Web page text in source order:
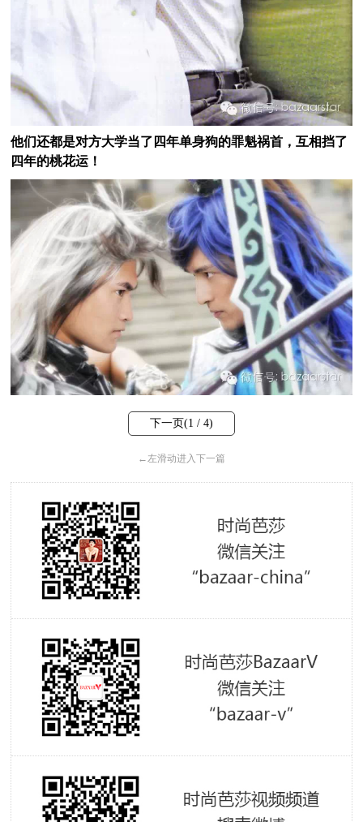
他们还都是对方大学当了四年单身狗的罪魁祸首，互相挡了
四年的桃花运！
下一页(1 / 4)
← 左滑动进入下一篇